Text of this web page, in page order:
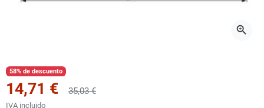
zoom_in
58% de descuento
14,71 € 35,03 €
IVA incluido